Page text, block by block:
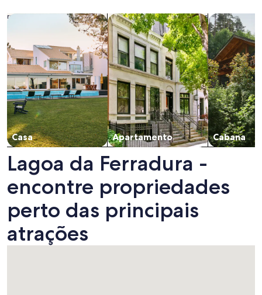
Casa
Busque casas
Apartamento
Busque apartamentos
Cabana
buscar
Lagoa da Ferradura -
encontre propriedades
perto das principais
atrações